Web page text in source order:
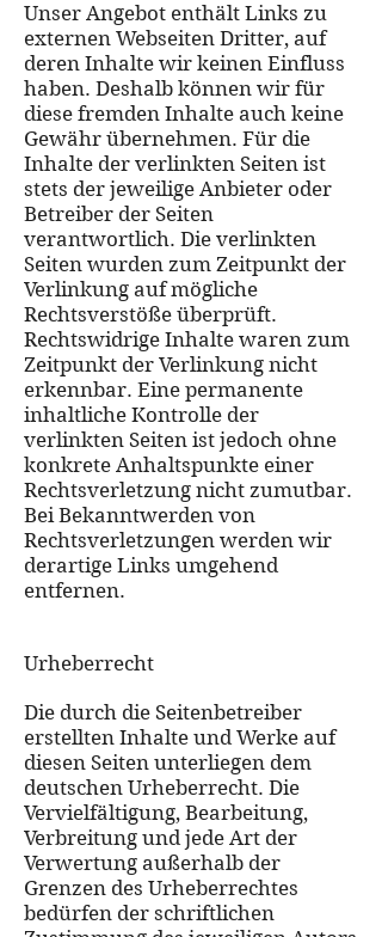
Unser Angebot enthält Links zu
externen Webseiten Dritter, auf
deren Inhalte wir keinen Einfluss
haben. Deshalb können wir für
diese fremden Inhalte auch keine
Gewähr übernehmen. Für die
Inhalte der verlinkten Seiten ist
stets der jeweilige Anbieter oder
Betreiber der Seiten
verantwortlich. Die verlinkten
Seiten wurden zum Zeitpunkt der
Verlinkung auf mögliche
Rechtsverstöße überprüft.
Rechtswidrige Inhalte waren zum
Zeitpunkt der Verlinkung nicht
erkennbar. Eine permanente
inhaltliche Kontrolle der
verlinkten Seiten ist jedoch ohne
konkrete Anhaltspunkte einer
Rechtsverletzung nicht zumutbar.
Bei Bekanntwerden von
Rechtsverletzungen werden wir
derartige Links umgehend
entfernen.
Urheberrecht
Die durch die Seitenbetreiber
erstellten Inhalte und Werke auf
diesen Seiten unterliegen dem
deutschen Urheberrecht. Die
Vervielfältigung, Bearbeitung,
Verbreitung und jede Art der
Verwertung außerhalb der
Grenzen des Urheberrechtes
bedürfen der schriftlichen